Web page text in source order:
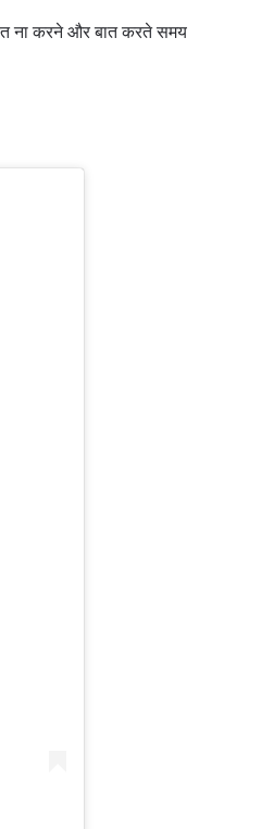
ना करने और बात करते समय
. You may unsubscribe from these